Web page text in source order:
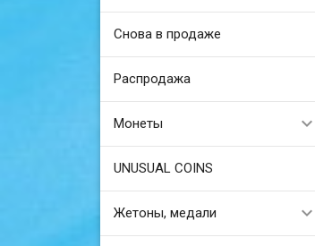
Снова в продаже
Распродажа
Монеты 
UNUSUAL COINS
Жетоны, медали 